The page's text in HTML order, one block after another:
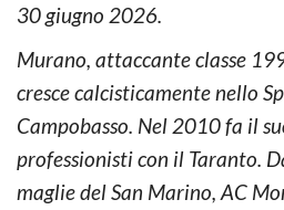
30 giugno 2026.
Murano, attaccante classe
cresce calcisticamente nello
Campobasso. Nel 2010 fa il
professionisti con il Taranto.
maglie del San Marino, AC